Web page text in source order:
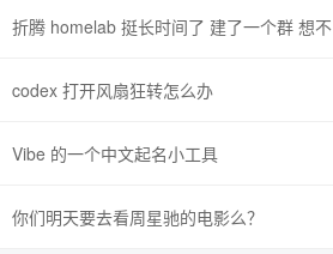
折腾 homelab 挺长时间了 建了一个群 想不
codex 打开风扇狂转怎么办
Vibe 的一个中文起名小工具
你们明天要去看周星驰的电影么？